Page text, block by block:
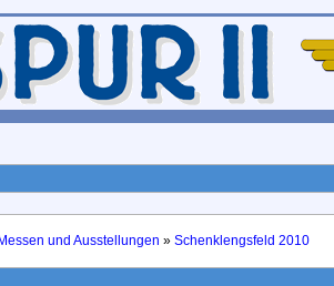
und Ausstellungen » Schenklengsfeld 2010